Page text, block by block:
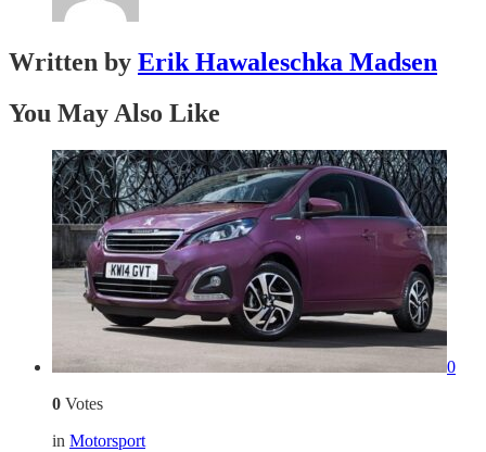
Written by Erik Hawaleschka Madsen
You May Also Like
0
0 Votes
in Motorsport